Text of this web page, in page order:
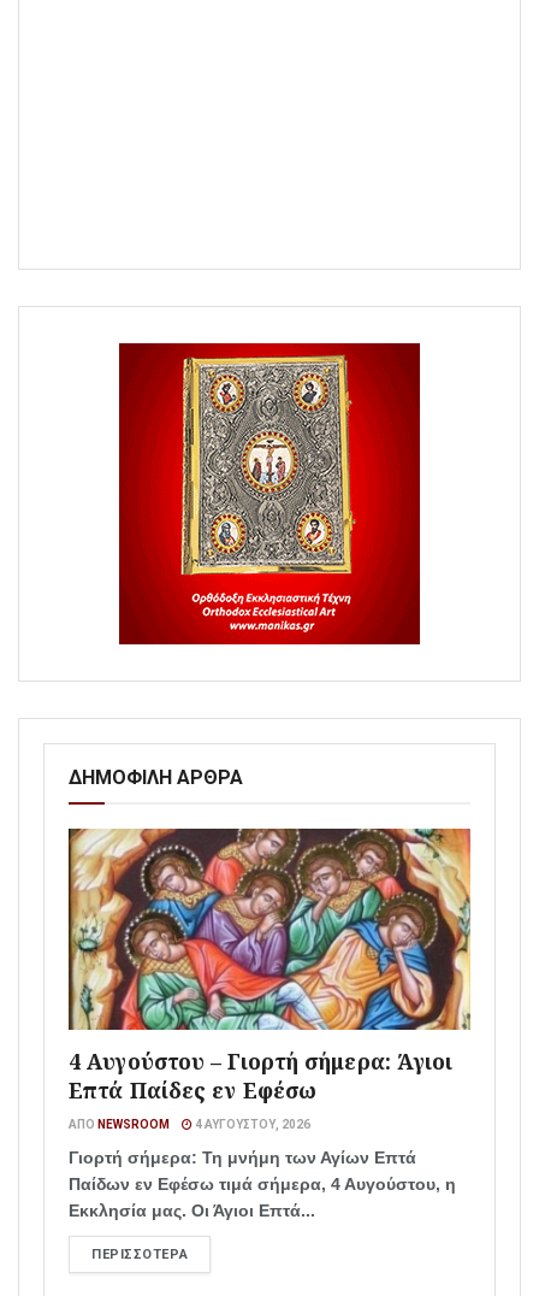
ΔΗΜΟΦΙΛΗ ΑΡΘΡΑ
4 Αυγούστου – Γιορτή σήμερα: Άγιοι
Επτά Παίδες εν Εφέσω
ΑΠΌ NEWSROOM 4 ΑΥΓΟΎΣΤΟΥ, 2026
Γιορτή σήμερα: Τη μνήμη των Αγίων Επτά
Παίδων εν Εφέσω τιμά σήμερα, 4 Αυγούστου, η
Εκκλησία μας. Οι Άγιοι Επτά...
ΠΕΡΙΣΣΌΤΕΡΑ